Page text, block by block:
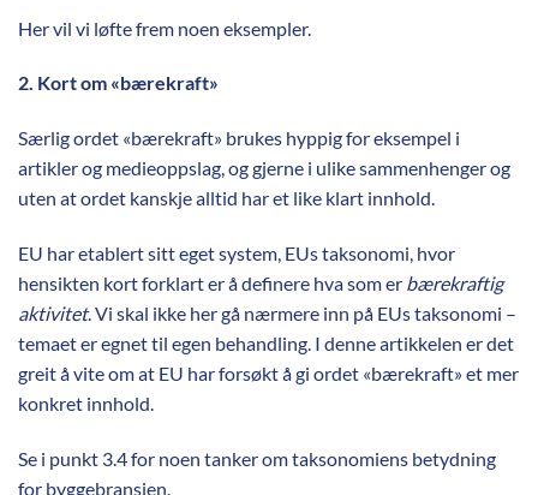
Her vil vi løfte frem noen eksempler.
2. Kort om «bærekraft»
Særlig ordet «bærekraft» brukes hyppig for eksempel i
artikler og medieoppslag, og gjerne i ulike sammenhenger og
uten at ordet kanskje alltid har et like klart innhold.
EU har etablert sitt eget system, EUs taksonomi, hvor
hensikten kort forklart er å definere hva som er bærekraftig
aktivitet. Vi skal ikke her gå nærmere inn på EUs taksonomi –
temaet er egnet til egen behandling. I denne artikkelen er det
greit å vite om at EU har forsøkt å gi ordet «bærekraft» et mer
konkret innhold.
Se i punkt 3.4 for noen tanker om taksonomiens betydning
for byggebransjen.